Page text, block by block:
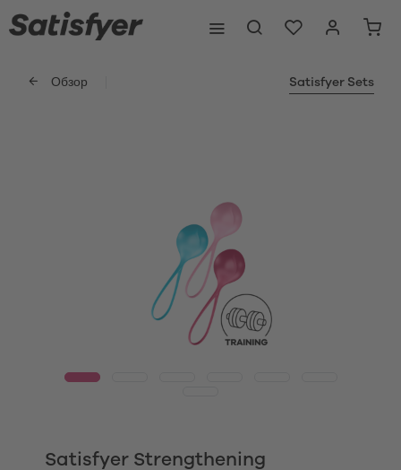
Обзор Satisfyer Sets
Satisfyer Strengthening